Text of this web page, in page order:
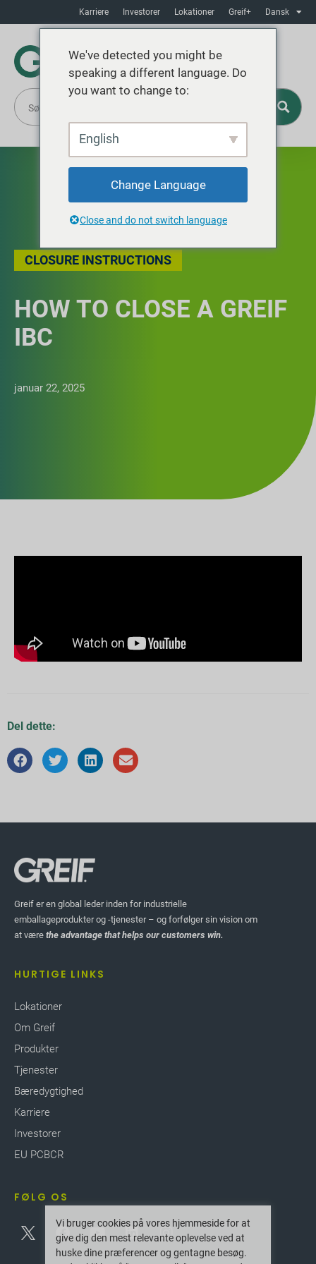
Karriere Investorer Lokationer Greif+ Dansk
CLOSURE INSTRUCTIONS
HOW TO CLOSE A GREIF
IBC
januar 22, 2025
Del dette:
Greif er en global leder inden for industrielle
emballageprodukter og -tjenester – og forfølger sin vision om
at være the advantage that helps our customers win.
HURTIGE LINKS
Lokationer
Om Greif
Produkter
Tjenester
Bæredygtighed
Karriere
Investorer
EU PCBCR
FØLG OS
Vi bruger cookies på vores hjemmeside for at
give dig den mest relevante oplevelse ved at
huske dine præferencer og gentagne besøg.
We've detected you might be
speaking a different language. Do
you want to change to:
English
Change Language
Close and do not switch language